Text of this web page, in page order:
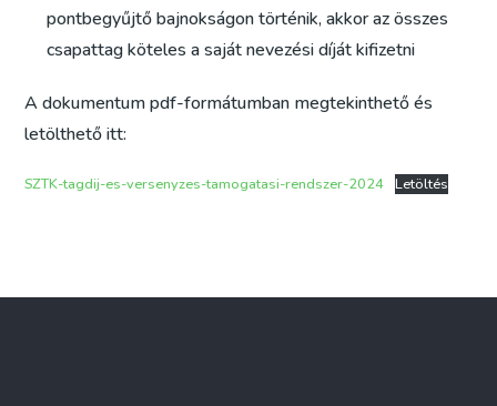
pontbegyűjtő bajnokságon történik, akkor az összes
csapattag köteles a saját nevezési díját kifizetni
A dokumentum pdf-formátumban megtekinthető és
letölthető itt:
SZTK-tagdij-es-versenyzes-tamogatasi-rendszer-2024 Letöltés